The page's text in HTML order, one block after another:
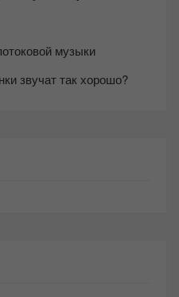
музыки
звучат так хорошо?